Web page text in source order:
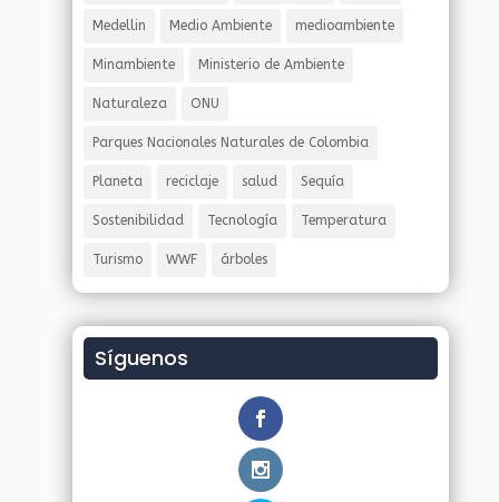
Medellin Medio Ambiente medioambiente
Minambiente Ministerio de Ambiente
Naturaleza ONU
Parques Nacionales Naturales de Colombia
Planeta reciclaje salud Sequía
Sostenibilidad Tecnología Temperatura
Turismo WWF árboles
Síguenos